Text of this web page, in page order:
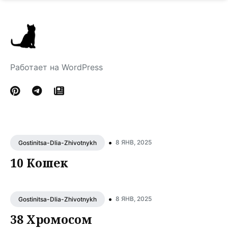
Работает на WordPress
Gostinitsa-Dlia-Zhivotnykh • 8 ЯНВ, 2025
10 Кошек
Gostinitsa-Dlia-Zhivotnykh • 8 ЯНВ, 2025
38 Хромосом